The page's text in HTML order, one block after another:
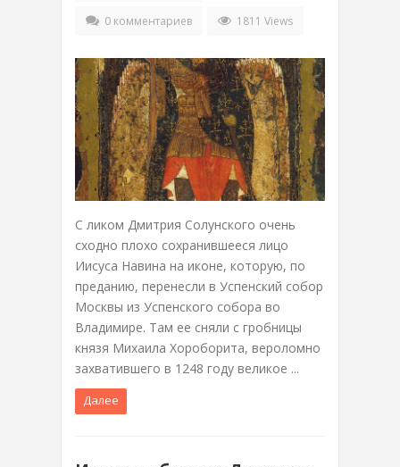
0 комментариев 1811 Views
С ликом Дмитрия Солунского очень
сходно плохо сохранившееся лицо
Иисуса Навина на иконе, которую, по
преданию, перенесли в Успенский собор
Москвы из Успенского собора во
Владимире. Там ее сняли с гробницы
князя Михаила Хороборита, вероломно
захватившего в 1248 году великое ...
Далее